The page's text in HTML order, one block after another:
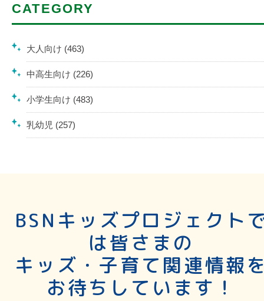
CATEGORY
大人向け (463)
中高生向け (226)
小学生向け (483)
乳幼児 (257)
BSNキッズプロジェクト
は皆さまの
キッズ・子育て関連情報
お待ちしています！